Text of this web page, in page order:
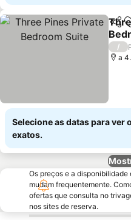
/
a
Selecione as datas para ver
exatos.
Os preços e a
mudam frequentemente.
ofertas que consulta no
nos sites de reserva.